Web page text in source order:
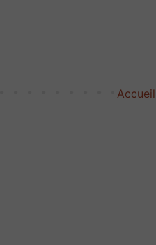
Accueil